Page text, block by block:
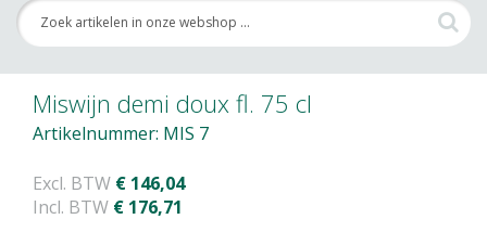
Miswijn demi doux fl. 75 cl
Artikelnummer: MIS 7
Excl. BTW € 146,04
Incl. BTW € 176,71